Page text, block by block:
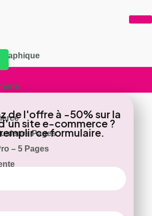
Pages
– 5 Pages
& Identité
de l'offre à -50% sur la
site e-commerce ?
ce formulaire.